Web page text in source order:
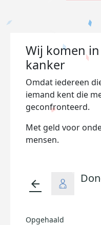
Wij komen
kanker
Omdat iedereen
iemand kent die
geconfronteerd.
Met geld voor
mensen.
arrow_back
Opgehaald